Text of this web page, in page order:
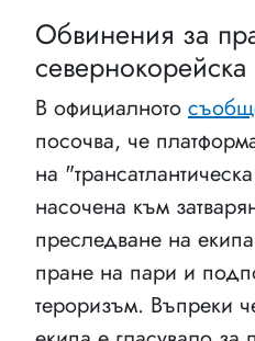
Обвинения за
севернокорейска
В официалното
посочва, че
на
насочена към
преследване на
пране на пари и
тероризъм. Въпреки